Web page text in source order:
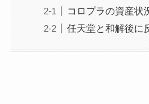
コロプラの資産状
任天堂と和解後に